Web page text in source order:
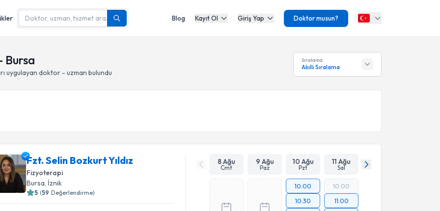
Blog Kayıt Ol Giriş Yap Doktor musun?
Bursa
uygulayan doktor - uzman bulundu
Sıralama
Akıllı Sıralama
Fzt. Selin Bozkurt Yıldız
Fizyoterapi
Bursa, İznik
5 (59 Değerlendirme)
8 Ağu
Cmt
9 Ağu
Paz
10 Ağu
Pzt
11 Ağu
Sal
10:00
10:30
10:00
11:00